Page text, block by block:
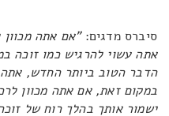
סיברס מדגים:"אם אתה
אתה עשוי להרגיש כמו זוכה
הדבר הטוב ביותר החדש,
במקום זאת, אם אתה מכוון
ישמור אותך בהלך רוח של